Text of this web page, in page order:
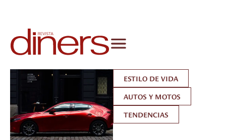
ESTILO DE VIDA
AUTOS Y MOTOS
TENDENCIAS